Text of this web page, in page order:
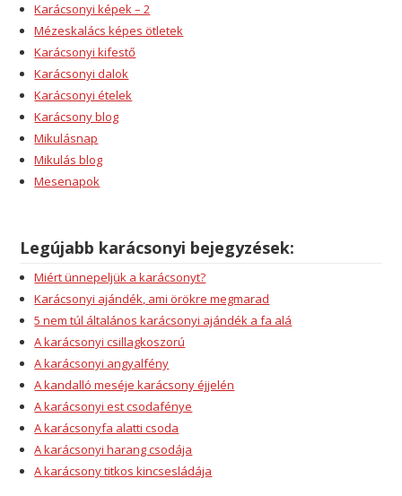
Karácsonyi képek – 2
Mézeskalács képes ötletek
Karácsonyi kifestő
Karácsonyi dalok
Karácsonyi ételek
Karácsony blog
Mikulásnap
Mikulás blog
Mesenapok
Legújabb karácsonyi bejegyzések:
Miért ünnepeljük a karácsonyt?
Karácsonyi ajándék, ami örökre megmarad
5 nem túl általános karácsonyi ajándék a fa alá
A karácsonyi csillagkoszorú
A karácsonyi angyalfény
A kandalló meséje karácsony éjjelén
A karácsonyi est csodafénye
A karácsonyfa alatti csoda
A karácsonyi harang csodája
A karácsony titkos kincsesládája